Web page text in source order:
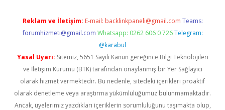
Reklam ve İletişim: E-mail: backlinkpaneli@gmail.com Teams:
forumhizmeti@gmail.com Whatsapp: 0262 606 0 726 Telegram:
@karabul
Yasal Uyarı: Sitemiz, 5651 Sayılı Kanun gereğince Bilgi Teknolojileri
ve İletişim Kurumu (BTK) tarafından onaylanmış bir Yer Sağlayıcı
olarak hizmet vermektedir. Bu nedenle, sitedeki içerikleri proaktif
olarak denetleme veya araştırma yükümlülüğümüz bulunmamaktadır.
Ancak, üyelerimiz yazdıkları içeriklerin sorumluluğunu taşımakta olup,